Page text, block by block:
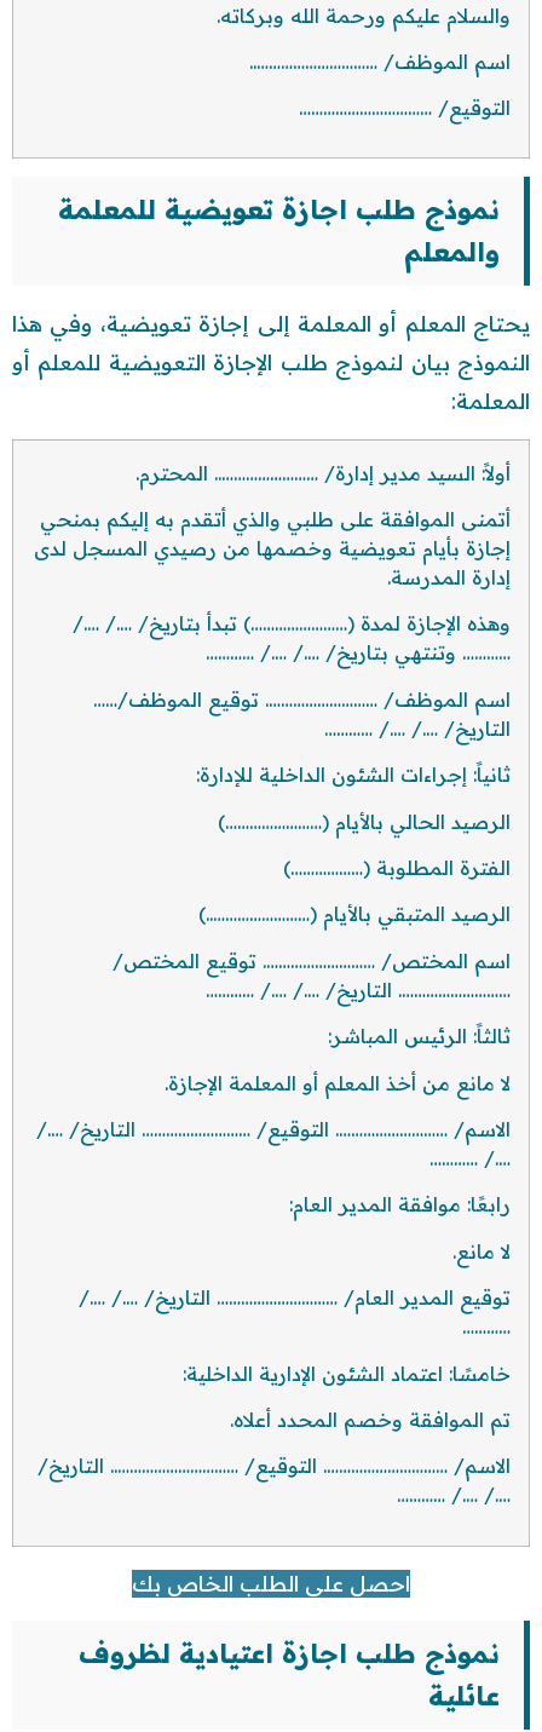
والسلام عليكم ورحمة الله وبركاته.
اسم الموظف/ …………………………..
التوقيع/ ……………………………
نموذج طلب اجازة تعويضية للمعلمة
والمعلم
يحتاج المعلم أو المعلمة إلى إجازة تعويضية، وفي هذا
النموذج بيان لنموذج طلب الإجازة التعويضية للمعلم أو
المعلمة:
أولاً: السيد مدير إدارة/ …………………….. المحترم.
أتمنى الموافقة على طلبي والذي أتقدم به إليكم بمنحي
إجازة بأيام تعويضية وخصمها من رصيدي المسجل لدى
إدارة المدرسة.
وهذه الإجازة لمدة (……………………) تبدأ بتاريخ/ …./ …./
………… وتنتهي بتاريخ/ …./ …./ …………
اسم الموظف/ ………………………. توقيع الموظف/……
التاريخ/ …./ …./ …………
ثانياً: إجراءات الشئون الداخلية للإدارة:
الرصيد الحالي بالأيام (……………………)
الفترة المطلوبة (………………)
الرصيد المتبقي بالأيام (……………………..)
اسم المختص/ ………………………. توقيع المختص/
………………………. التاريخ/ …./ …./ …………
ثالثاً: الرئيس المباشر:
لا مانع من أخذ المعلم أو المعلمة الإجازة.
الاسم/ ………………………. التوقيع/ ……………………… التاريخ/ …./
…./ …………
رابعًا: موافقة المدير العام:
لا مانع.
توقيع المدير العام/ ………………………… التاريخ/ …./ …./
…………
خامسًا: اعتماد الشئون الإدارية الداخلية:
تم الموافقة وخصم المحدد أعلاه.
الاسم/ …………………………. التوقيع/ ………………………….. التاريخ/
…./ …./ …………
احصل على الطلب الخاص بك
نموذج طلب اجازة اعتيادية لظروف
عائلية